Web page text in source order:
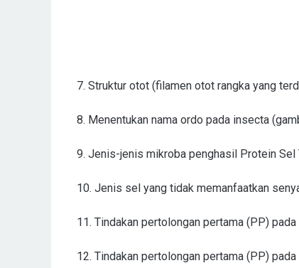
7. Struktur otot (filamen otot rangka yang
8. Menentukan nama ordo pada insecta
9. Jenis-jenis mikroba penghasil Protein Sel
10. Jenis sel yang tidak memanfaatkan
11. Tindakan pertolongan pertama (PP) pada
12. Tindakan pertolongan pertama (PP)